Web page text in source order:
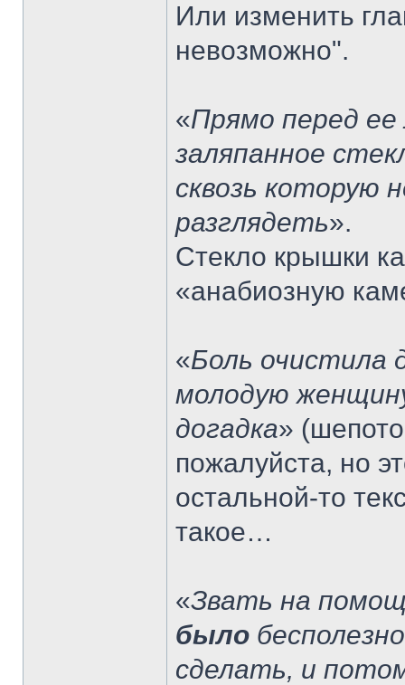
Или изменить
невозможно".
«Прямо перед
заляпанное
сквозь которую
разглядеть».
Стекло крышки
«анабиозную
«Боль очистила
молодую
догадка»
пожалуйста, но
остальной-то
такое…
«Звать на
было
сделать, и